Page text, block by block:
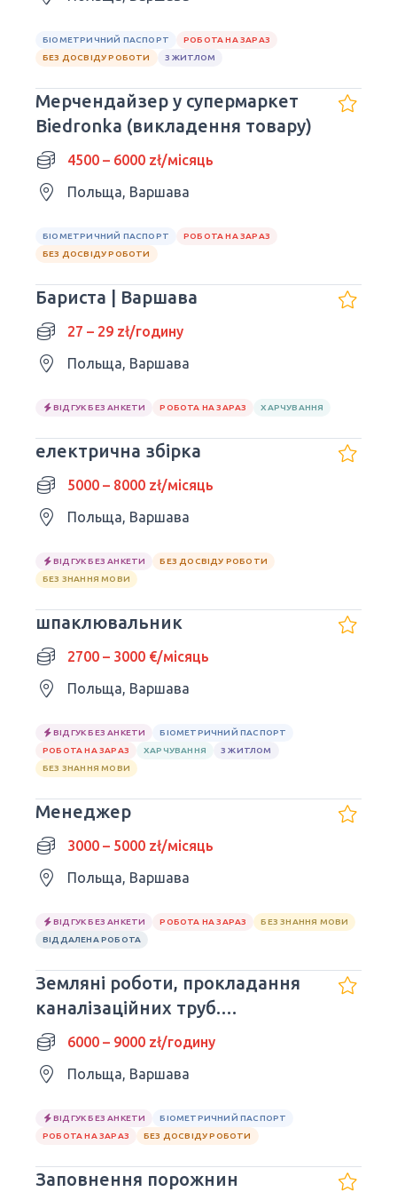
БІОМЕТРИЧНИЙ ПАСПОРТ
РОБОТА НА ЗАРАЗ
БЕЗ ДОСВІДУ РОБОТИ
З ЖИТЛОМ
Мерчендайзер у супермаркет
Biedronka (викладення товару)
4500 – 6000 zł/місяць
Польща, Варшава
БІОМЕТРИЧНИЙ ПАСПОРТ
РОБОТА НА ЗАРАЗ
БЕЗ ДОСВІДУ РОБОТИ
Бариста | Варшава
27 – 29 zł/годину
Польща, Варшава
ВІДГУК БЕЗ АНКЕТИ РОБОТА НА ЗАРАЗ ХАРЧУВАННЯ
електрична збірка
5000 – 8000 zł/місяць
Польща, Варшава
ВІДГУК БЕЗ АНКЕТИ
БЕЗ ДОСВІДУ РОБОТИ
БЕЗ ЗНАННЯ МОВИ
шпаклювальник
2700 – 3000 €/місяць
Польща, Варшава
ВІДГУК БЕЗ АНКЕТИ
БІОМЕТРИЧНИЙ ПАСПОРТ
РОБОТА НА ЗАРАЗ
ХАРЧУВАННЯ
З ЖИТЛОМ
БЕЗ ЗНАННЯ МОВИ
Менеджер
3000 – 5000 zł/місяць
Польща, Варшава
ВІДГУК БЕЗ АНКЕТИ РОБОТА НА ЗАРАЗ
БЕЗ ЗНАННЯ МОВИ
ВІДДАЛЕНА РОБОТА
Земляні роботи, прокладання
каналізаційних труб.
Помічники
6000 – 9000 zł/годину
Польща, Варшава
ВІДГУК БЕЗ АНКЕТИ
БІОМЕТРИЧНИЙ ПАСПОРТ
РОБОТА НА ЗАРАЗ
БЕЗ ДОСВІДУ РОБОТИ
Заповнення порожнин